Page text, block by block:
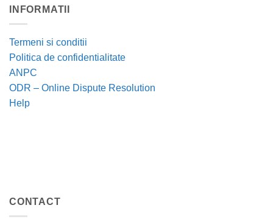
INFORMATII
Termeni si conditii
Politica de confidentialitate
ANPC
ODR – Online Dispute Resolution
Help
CONTACT